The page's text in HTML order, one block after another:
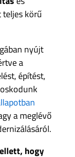
körű
nyújt
a
építést,
a meglévő
hogy